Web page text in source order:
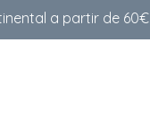
a partir de 60€